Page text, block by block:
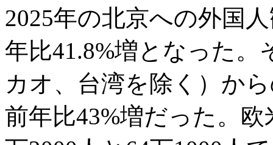
2025年の北京への外国
年比41.8%増となった
カオ、台湾を除く）か
前年比43%増だった。